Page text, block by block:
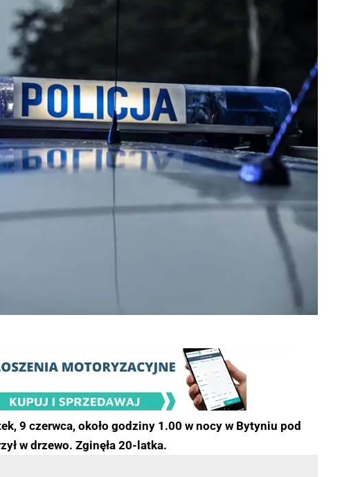
9 czerwca, około godziny 1.00 w nocy w Bytyniu pod
w drzewo. Zginęła 20-latka.